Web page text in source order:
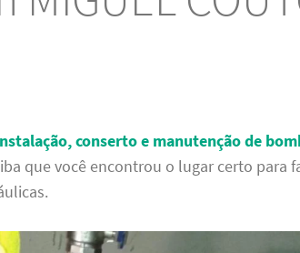
conserto e manutenção de
que você encontrou o lugar certo para